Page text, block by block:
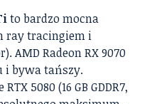
to bardzo mocna
ray tracingiem i
AMD Radeon RX 9070
i bywa tańszy.
5080 (16 GB GDDR7,